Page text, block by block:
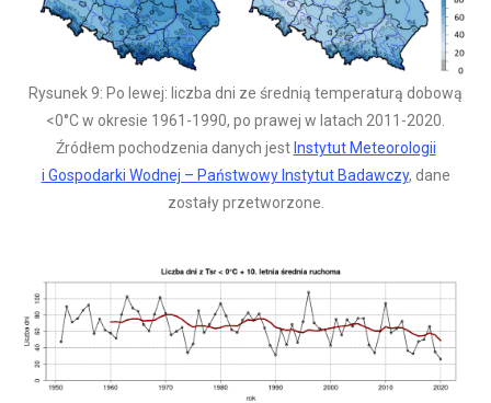
Rysunek 9: Po lewej: liczba dni ze średnią temperaturą dobową
<0°C w okresie 1961-1990, po prawej w latach 2011-2020.
Źródłem pochodzenia danych jestInstytut Meteorologii
i Gospodarki Wodnej – Państwowy Instytut Badawczy, dane
zostały przetworzone.